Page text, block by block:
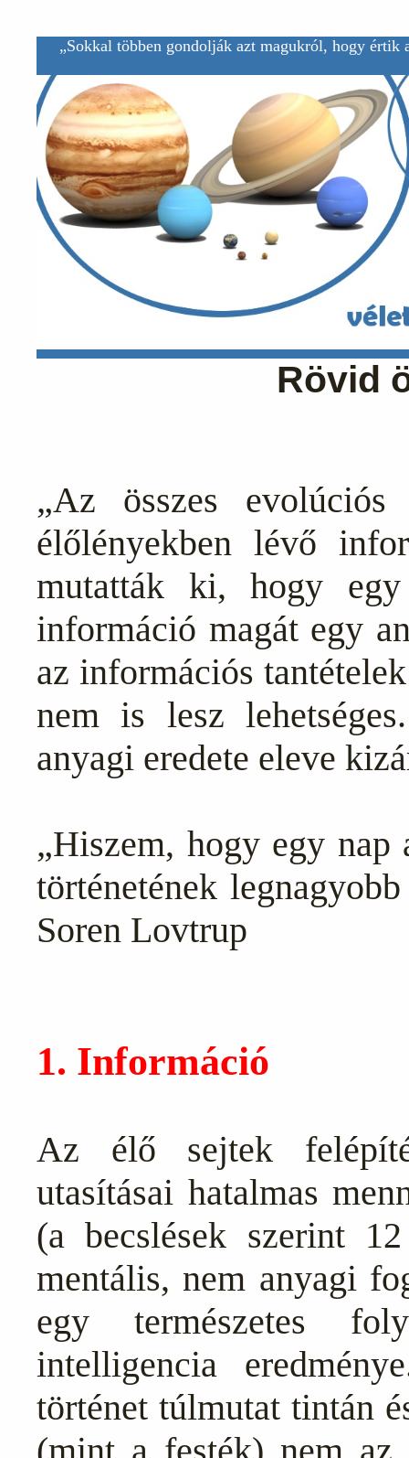
„Sokkal többen gondolják azt magukról, hogy
Rövid
„Az összes
élőlényekben lévő
mutatták ki, hogy egy
információ magát egy
az információs
nem is lesz
anyagi eredete eleve
„Hiszem, hogy egy
történetének
Soren Lovtrup
1. Információ
Az élő sejtek
utasításai hatalmas
(a becslések szerint
mentális, nem anyagi
egy természetes
intelligencia
történet túlmutat tintán